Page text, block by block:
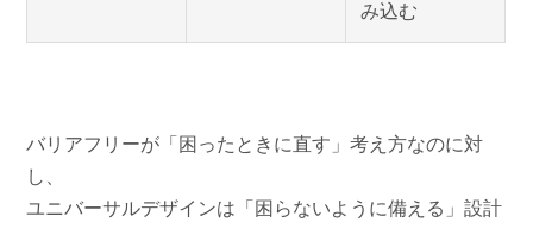
み込む
バリアフリーが「困ったときに直す」考え方なのに対
し、
ユニバーサルデザインは「困らないように備える」設計